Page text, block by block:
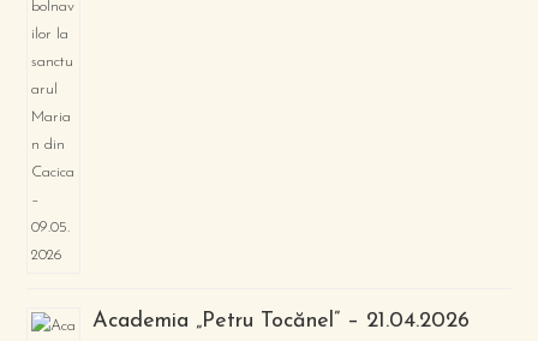
Academia „Petru Tocănel” – 21.04.2026